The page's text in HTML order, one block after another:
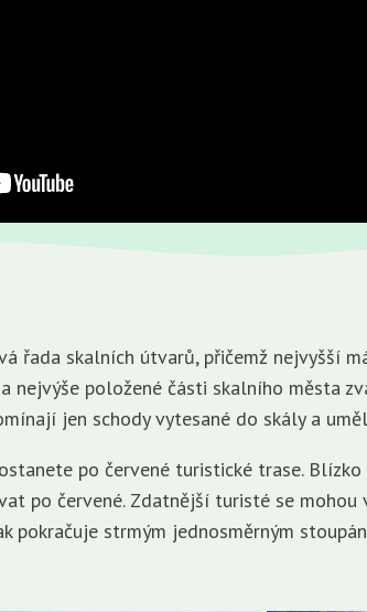
řada skalních útvarů, přičemž nejvyšší
nejvýše položené části skalního města
jen schody vytesané do skály a
po červené turistické trase.
po červené. Zdatnější turisté se
pokračuje strmým jednosměrným